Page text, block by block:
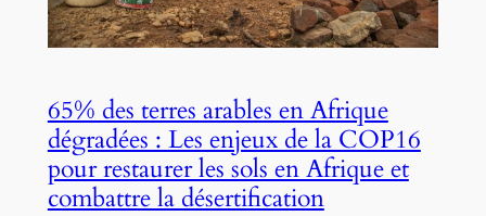
65% des terres arables en Afrique
dégradées : Les enjeux de la COP16
pour restaurer les sols en Afrique et
combattre la désertification